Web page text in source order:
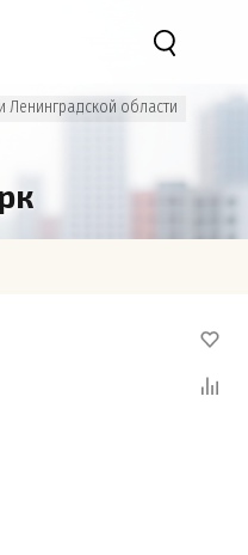
Ленинградской области